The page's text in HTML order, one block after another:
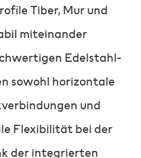
Tiber, Mur und
miteinander
Edelstahl-
sowohl horizontale
und
Flexibilität bei der
der integrierten